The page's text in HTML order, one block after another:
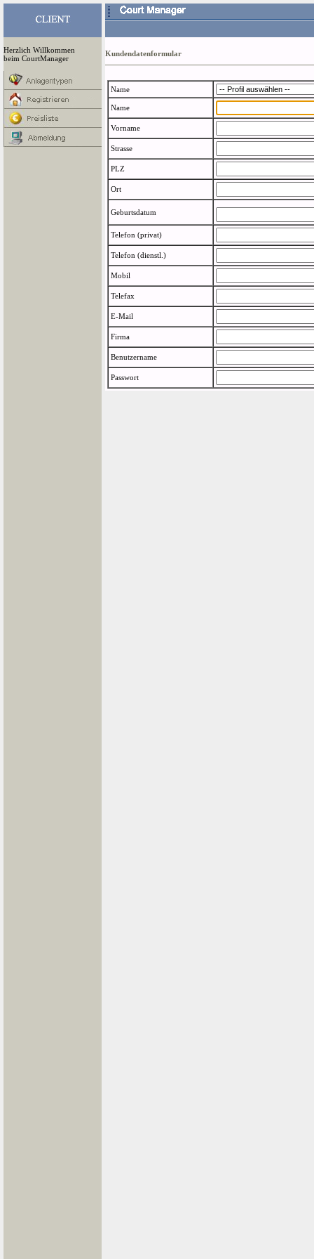
Herzlich Willkommen
beim CourtManager
Kundendatenformular
Name
Name
Vorname
Strasse
PLZ
Ort
Geburtsdatum
Telefon (privat)
Telefon (dienstl.)
Mobil
Telefax
E-Mail
Firma
Benutzername
Passwort